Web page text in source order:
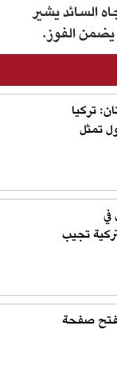
السائد يشير
يضمن الفوز.
تركيا
تمثل
تجيب
تفتح صفحة